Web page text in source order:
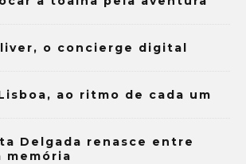
o concierge digital
ao ritmo de cada um
Delgada renasce entre
memória